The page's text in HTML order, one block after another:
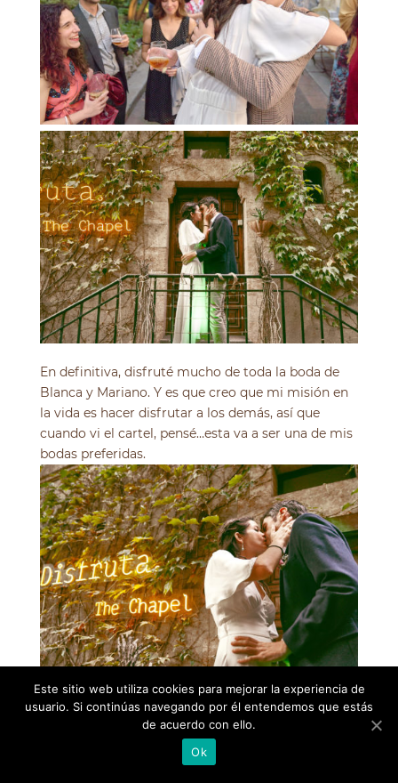
En definitiva, disfruté mucho de toda la boda de
Blanca y Mariano. Y es que creo que mi misión en
la vida es hacer disfrutar a los demás, así que
cuando vi el cartel, pensé…esta va a ser una de mis
bodas preferidas.
Este sitio web utiliza cookies para mejorar la experiencia de
usuario. Si continúas navegando por él entendemos que estás
de acuerdo con ello.
Ok